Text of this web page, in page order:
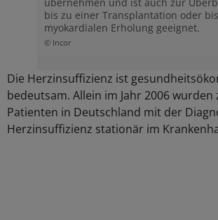
bis zu einer Transplantation oder
myokardialen Erholung geeignet.
© Incor
Die Herzinsuffizienz ist
bedeutsam. Allein im Jahr 2006 wurden
Patienten in Deutschland mit der
Herzinsuffizienz stationär im